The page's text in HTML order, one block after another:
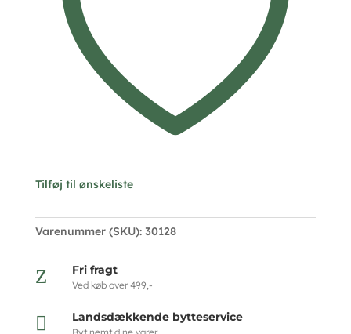
Tilføj til ønskeliste
Varenummer (SKU): 30128
Z Fri fragt
Ved køb over 499,-
 Landsdækkende bytteservice